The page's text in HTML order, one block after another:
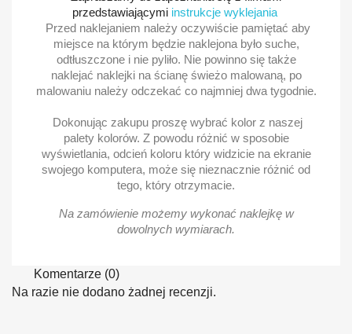
przedstawiającymi instrukcje wyklejania
Przed naklejaniem należy oczywiście pamiętać aby
miejsce na którym będzie naklejona było suche,
odtłuszczone i nie pyliło. Nie powinno się także
naklejać naklejki na ścianę świeżo malowaną, po
malowaniu należy odczekać co najmniej dwa tygodnie.
Dokonując zakupu proszę wybrać kolor z naszej
palety kolorów. Z powodu różnić w sposobie
wyświetlania, odcień koloru który widzicie na ekranie
swojego komputera, może się nieznacznie różnić od
tego, który otrzymacie.
Na zamówienie możemy wykonać naklejkę w
dowolnych wymiarach.
Komentarze (0)
Na razie nie dodano żadnej recenzji.